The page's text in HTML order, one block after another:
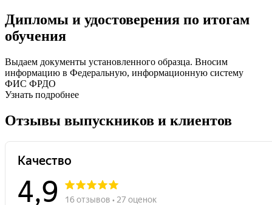
Дипломы и удостоверения по итогам
обучения
Выдаем документы установленного образца. Вносим
информацию в Федеральную, информационную систему
ФИС ФРДО
Узнать подробнее
Отзывы выпускников и клиентов